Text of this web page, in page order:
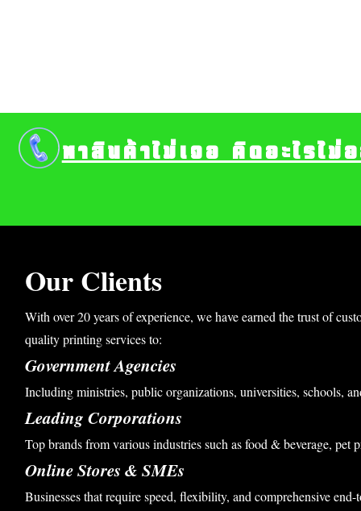
Our Clients
With over 20 years of experience, we have earned the trust of
quality printing services to:
Government Agencies
Including ministries, public organizations, universities, schools,
Leading Corporations
Top brands from various industries such as food & beverage, pet
Online Stores & SMEs
Businesses that require speed, flexibility, and comprehensive
หาสินค้าไม่เจอ คิดอะไรไ